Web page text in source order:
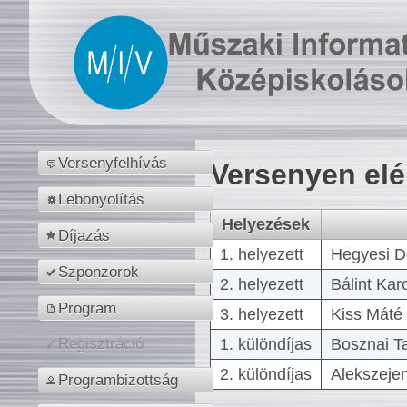
Versenyfelhívás
Lebonyolítás
Díjazás
Szponzorok
Program
Regisztráció
Programbizottság
Versenyen
Helyezések
1. helyezett
Hegyesi
2. helyezett
Bálint
3. helyezett
Kiss
1. különdíjas
Bosznai
2. különdíjas